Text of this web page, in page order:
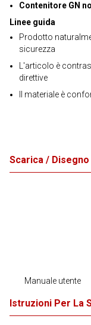
Contenitore GN
Linee guida
Prodotto
sicurezza
L'articolo è
direttive
Il materiale è
Scarica / Disegno
Manuale utente
Istruzioni Per La